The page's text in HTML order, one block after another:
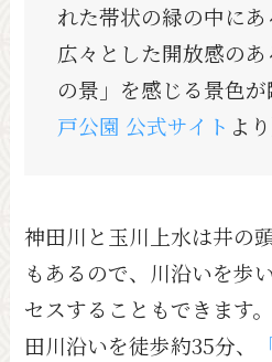
れた帯状の緑の中にあ
広々とした開放感の
の景」を感じる景色
戸公園 公式サイト より
神田川と玉川上水は井の
もあるので、川沿いを歩
セスすることもできます。
田川沿いを徒歩約35分、